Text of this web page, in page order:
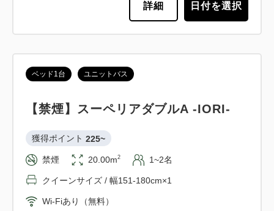
詳細 日付を選択
ベッド1台 ユニットバス
【禁煙】スーペリアダブルA -IORI-
獲得ポイント 225~
禁煙 20.00m2 1~2名
クイーンサイズ / 幅151-180cm×1
Wi-Fiあり（無料）